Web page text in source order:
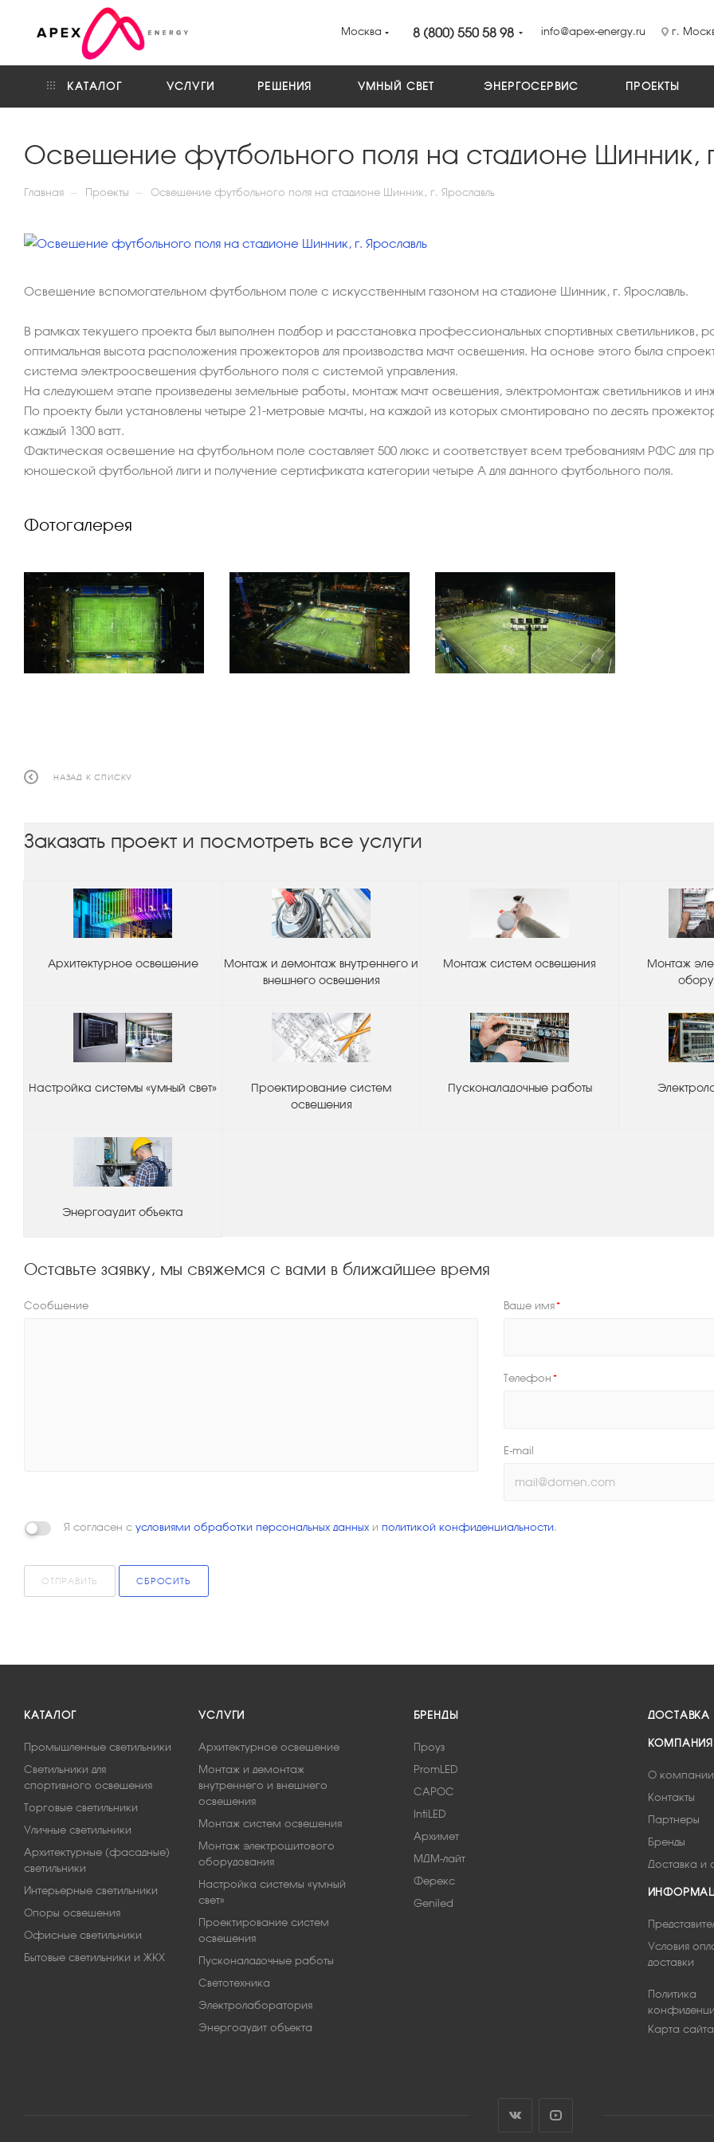
Москва 8 (800) 550 58 98 info@apex-energy.ru г.
КАТАЛОГ УСЛУГИ РЕШЕНИЯ УМНЫЙ СВЕТ ЭНЕРГОСЕРВИС ПРОЕКТЫ
Освещение футбольного поля на стадионе Шинник,
Главная — Проекты — Освещение футбольного поля на стадионе Шинник, г. Ярославль
Освещение вспомогательном футбольном поле с искусственным газоном на стадионе Шинник, г. Ярославль.
В рамках текущего проекта был выполнен подбор и расстановка профессиональных спортивных светильников,
оптимальная высота расположения прожекторов для производства мачт освещения. На основе этого была
система электроосвещения футбольного поля с системой управления.
На следующем этапе произведены земельные работы, монтаж мачт освещения, электромонтаж светильников и
По проекту были установлены четыре 21-метровые мачты, на каждой из которых смонтировано по десять
каждый 1300 ватт.
Фактическая освещение на футбольном поле составляет 500 люкс и соответствует всем требованиям РФС для
юношеской футбольной лиги и получение сертификата категории четыре А для данного футбольного поля.
Фотогалерея
НАЗАД К СПИСКУ
Заказать проект и посмотреть все услуги
Архитектурное освещение
Монтаж и демонтаж внутреннего и
внешнего освещения
Монтаж систем освещения
Монтаж
Настройка системы «умный свет»
Проектирование систем
освещения
Пусконаладочные работы
Энергоаудит объекта
Оставьте заявку, мы свяжемся с вами в ближайшее время
Сообщение Ваше имя*
Телефон *
E-mail
Я согласен с условиями обработки персональных данных и политикой конфиденциальности.
ОТПРАВИТЬ СБРОСИТЬ
КАТАЛОГ
Промышленные светильники
Светильники для
спортивного освещения
Торговые светильники
Уличные светильники
Архитектурные (фасадные)
светильники
Интерьерные светильники
Опоры освещения
Офисные светильники
Бытовые светильники и ЖКХ
УСЛУГИ
Архитектурное освещение
Монтаж и демонтаж
внутреннего и внешнего
освещения
Монтаж систем освещения
Монтаж электрощитового
оборудования
Настройка системы «умный
свет»
Проектирование систем
освещения
Пусконаладочные работы
Светотехника
Электролаборатория
Энергоаудит объекта
БРЕНДЫ
Проуз
PromLED
САРОС
IntiLED
Архимет
МДМ-лайт
Ферекс
Geniled
ДОСТАВКА
КОМПАНИЯ
О компании
Контакты
Партнеры
Бренды
Доставка и
Условия
доставки
Политика
Карта сайта